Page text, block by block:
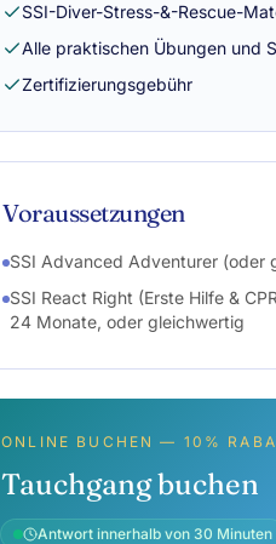
SSI-Diver-Stress-&-Rescue-
Alle praktischen Übungen und
Zertifizierungsgebühr
Voraussetzungen
SSI Advanced Adventurer (oder
SSI React Right (Erste Hilfe &
24 Monate, oder gleichwertig
ONLINE BUCHEN — 10%
Tauchgang buchen
Antwort innerhalb von 30 Minuten